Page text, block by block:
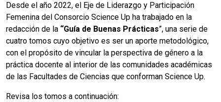
Desde el año 2022, el Eje de Liderazgo y Participación
Femenina del Consorcio Science Up ha trabajado en la
redacción de la “Guía de Buenas Prácticas”, una serie de
cuatro tomos cuyo objetivo es ser un aporte metodológico,
con el propósito de vincular la perspectiva de género a la
práctica docente al interior de las comunidades académicas
de las Facultades de Ciencias que conforman Science Up.
Revisa los tomos a continuación: